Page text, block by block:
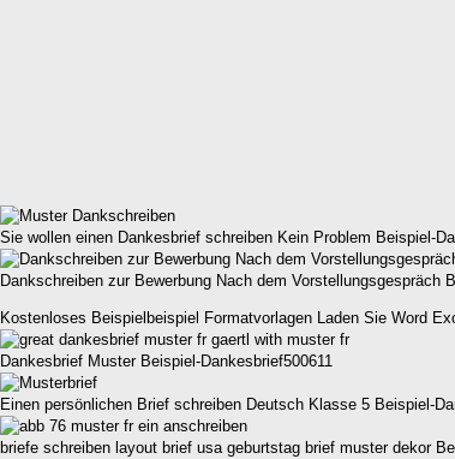
Sie wollen einen Dankesbrief schreiben Kein Problem Beispiel-
Dankschreiben zur Bewerbung Nach dem Vorstellungsgespräch
Kostenloses Beispielbeispiel Formatvorlagen Laden Sie Word
Dankesbrief Muster Beispiel-Dankesbrief500611
Einen persönlichen Brief schreiben Deutsch Klasse 5 Beispiel-
briefe schreiben layout brief usa geburtstag brief muster dekor